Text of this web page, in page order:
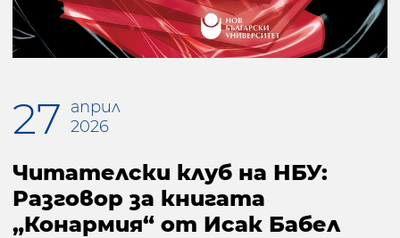
27 април
2026
Читателски клуб на НБУ:
Разговор за книгата
„Конармия“ от Исак Бабел